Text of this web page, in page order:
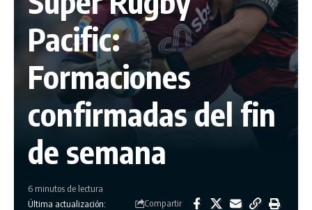
Pacific:
Formaciones
confirmadas del fin
de semana
Última actualización:
6 minutos de lectura
Compartir